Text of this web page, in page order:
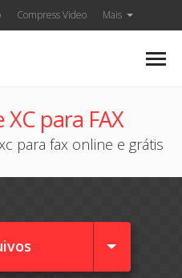
Compress Video Mais
para FAX
para fax online e grátis